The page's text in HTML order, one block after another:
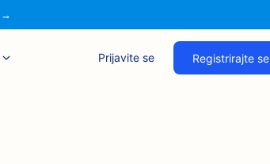
→
Prijavite se Registrirajte se